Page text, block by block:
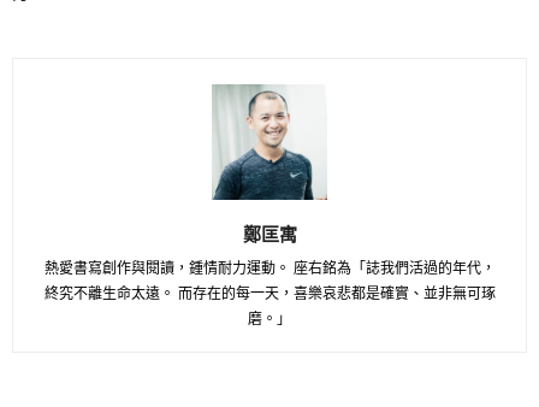
鄭匡寓
熱愛書寫創作與閱讀，鍾情耐力運動。 座右銘為「誌我們活過的年代，
終究不離生命太遠。 而存在的每一天，喜樂哀悲都是確實、並非無可琢
磨。」